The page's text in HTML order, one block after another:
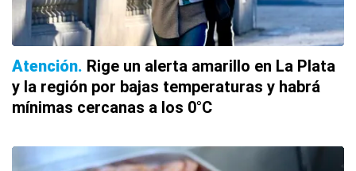
Atención Rige un alerta amarillo en La Plata
y la región por bajas temperaturas y habrá
mínimas cercanas a los 0°C